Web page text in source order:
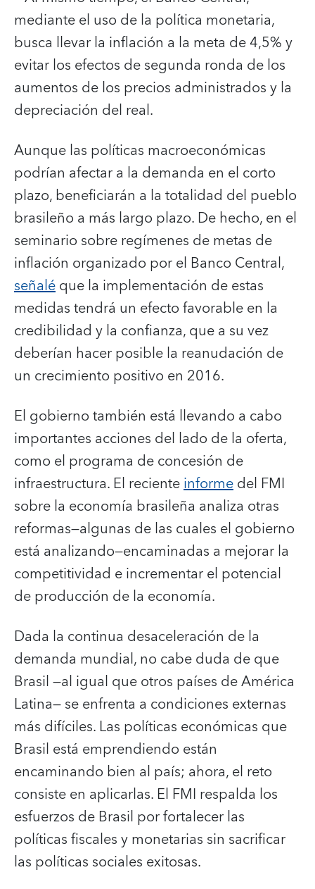
mediante el uso de la política monetaria,
busca llevar la inflación a la meta de 4,5% y
evitar los efectos de segunda ronda de los
aumentos de los precios administrados y la
depreciación del real.
Aunque las políticas macroeconómicas
podrían afectar a la demanda en el corto
plazo, beneficiarán a la totalidad del pueblo
brasileño a más largo plazo. De hecho, en el
seminario sobre regímenes de metas de
inflación organizado por el Banco Central,
señaléque la implementación de estas
medidas tendrá un efecto favorable en la
credibilidad y la confianza, que a su vez
deberían hacer posible la reanudación de
un crecimiento positivo en 2016.
El gobierno también está llevando a cabo
importantes acciones del lado de la oferta,
como el programa de concesión de
infraestructura. El recienteinformedel FMI
sobre la economía brasileña analiza otras
reformas—algunas de las cuales el gobierno
está analizando—encaminadas a mejorar la
competitividad e incrementar el potencial
de producción de la economía.
Dada la continua desaceleración de la
demanda mundial, no cabe duda de que
Brasil —al igual que otros países de América
Latina— se enfrenta a condiciones externas
más difíciles. Las políticas económicas que
Brasil está emprendiendo están
encaminando bien al país; ahora, el reto
consiste en aplicarlas. El FMI respalda los
esfuerzos de Brasil por fortalecer las
políticas fiscales y monetarias sin sacrificar
las políticas sociales exitosas.